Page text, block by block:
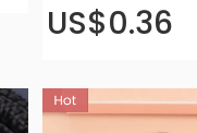
US$0.36